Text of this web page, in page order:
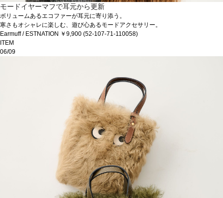
モードイヤーマフで耳元から更新
ボリュームあるエコファーが耳元に寄り添う。
寒さもオシャレに楽しむ、遊び心あるモードアクセサリー。
Earmuff / ESTNATION ￥9,900 (52-107-71-110058)
ITEM
06/09